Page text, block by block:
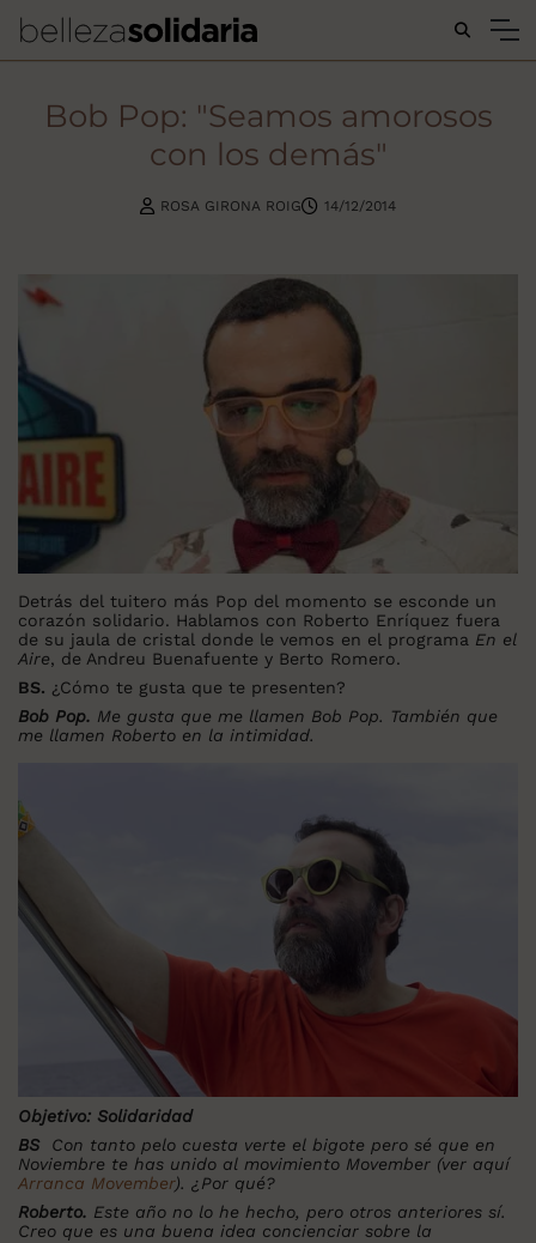
Buscar...
Bob Pop: "Seamos amorosos
con los demás"
ROSA GIRONA ROIG 14/12/2014
Detrás del tuitero más Pop del momento se esconde un
corazón solidario. Hablamos con Roberto Enríquez fuera
de su jaula de cristal donde le vemos en el programa En el
Aire, de Andreu Buenafuente y Berto Romero.
BS. ¿Cómo te gusta que te presenten?
Bob Pop. Me gusta que me llamen Bob Pop. También que
me llamen Roberto en la intimidad.
Objetivo: Solidaridad
BS Con tanto pelo cuesta verte el bigote pero sé que en
Noviembre te has unido al movimiento Movember (ver aquí
Arranca Movember). ¿Por qué?
Roberto. Este año no lo he hecho, pero otros anteriores sí.
Creo que es una buena idea concienciar sobre la